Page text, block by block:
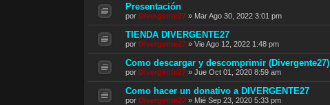
Presentación
por Divergente27 » Mar Ago 30, 2022 3:01 pm
TIENDA DIVERGENTE27
por Divergente27 » Vie Ago 12, 2022 1:48 pm
Como descargar y descomprimir (Divergente27)
por Divergente27 » Jue Oct 01, 2020 8:59 am
Como hacer un donativo a DIVERGENTE27
por Divergente27 » Mié Sep 23, 2020 5:33 pm